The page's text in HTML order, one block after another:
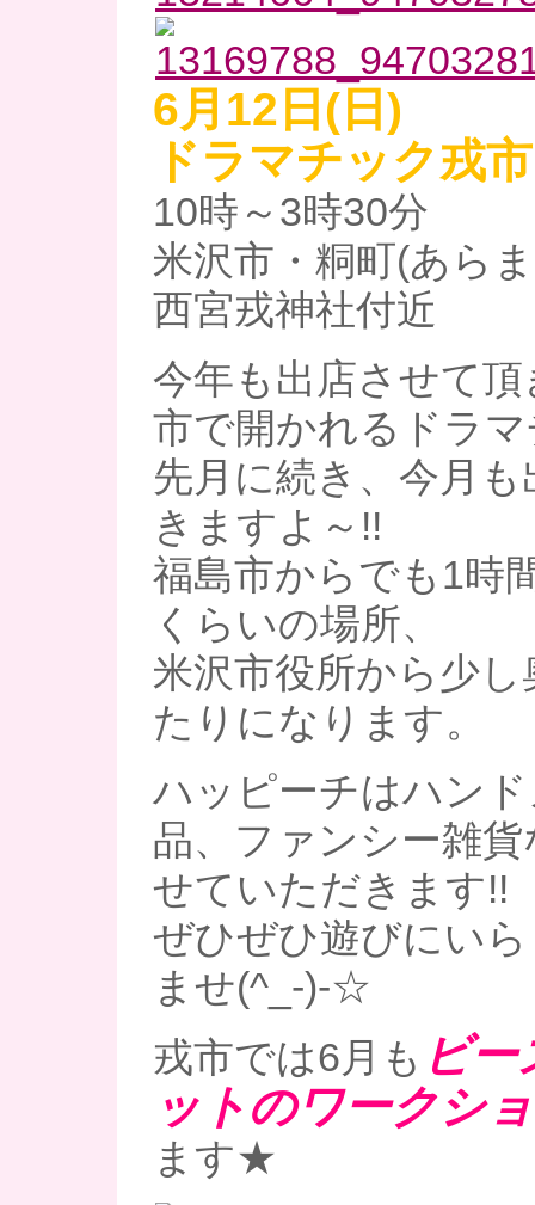
6月12日(日)
ドラマチック戎市
10時～3時30分
米沢市・粡町(あら
西宮戎神社付近
今年も出店させて
市で開かれるドラ
先月に続き、今月
きますよ～!!
福島市からでも1時
くらいの場所、
米沢市役所から少
たりになります。
ハッピーチはハン
品、ファンシー雑
せていただきます!!
ぜひぜひ遊びにい
ませ(^_-)-☆
戎市では6月も ビ
ットのワークシ
ます★